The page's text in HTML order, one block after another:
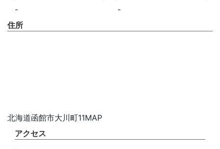
-
-
住所
北海道函館市大川町11MAP
アクセス